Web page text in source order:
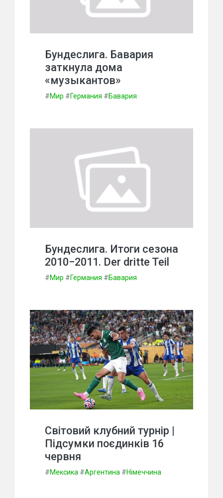
Бундеслига. Бавария
заткнула дома
«музыкантов»
#Мир #Германия #Бавария
Бундеслига. Итоги сезона
2010−2011. Der dritte Teil
#Мир #Германия #Бавария
Світовий клубний турнір |
Підсумки поєдинків 16
червня
#Мексика #Аргентина #Німеччина